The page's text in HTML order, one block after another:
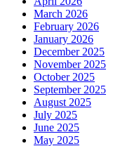
March 2026
February 2026
January 2026
December 2025
November 2025
October 2025
September 2025
August 2025
July 2025
June 2025
May 2025